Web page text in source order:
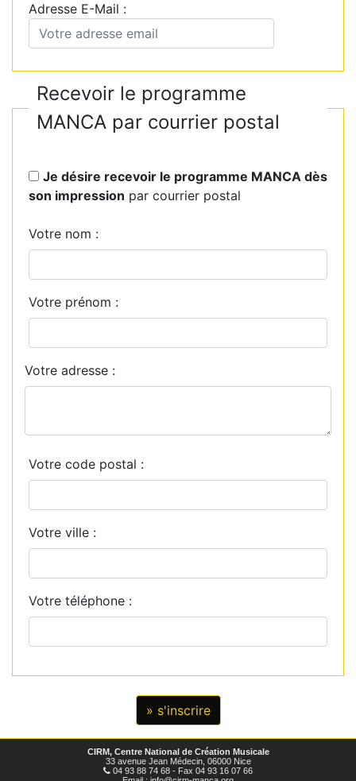
Adresse E-Mail :
Recevoir le programme
MANCA par courrier postal
Je désire recevoir le programme MANCA dès
son impression par courrier postal
Votre nom :
Votre prénom :
Votre adresse :
Votre code postal :
Votre ville :
Votre téléphone :
CIRM, Centre National de Création Musicale
33 avenue Jean Médecin, 06000 Nice
04 93 88 74 68 - Fax 04 93 16 07 66